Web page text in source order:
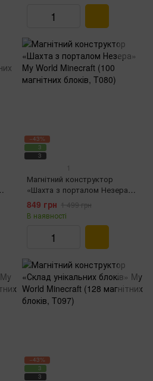
−43%
3
3
1
Магнітний конструктор
«Шахта з порталом Незера»
My World Minecraft (100
магнітних блоків, T080)
849 грн 1 499 грн
В наявності
−43%
3
3